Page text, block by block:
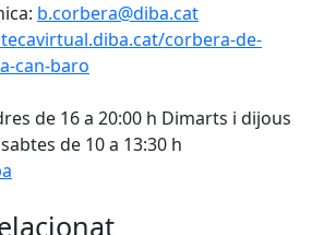
b.corbera@diba.cat
corbera-de-
can-baro
de 16 a 20:00 h Dimarts i dijous
de 10 a 13:30 h